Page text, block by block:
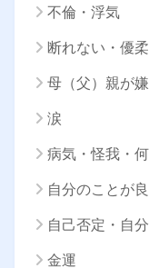
不倫・浮気
断れない・優
母（父）親が
涙
病気・怪我・
自分のことが
自己否定・自
金運